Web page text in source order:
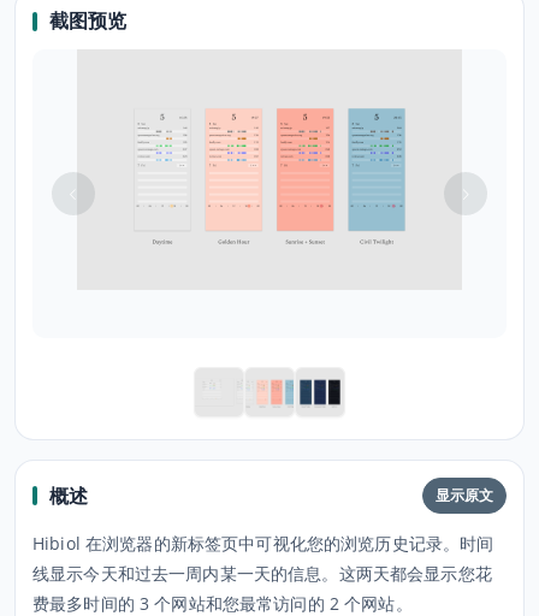
截图预览
概述 显示原文
Hibiol 在浏览器的新标签页中可视化您的浏览历史记录。时间
线显示今天和过去一周内某一天的信息。这两天都会显示您花
费最多时间的 3 个网站和您最常访问的 2 个网站。